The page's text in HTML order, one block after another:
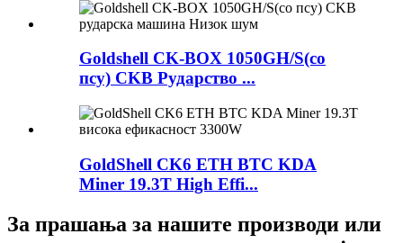
Goldshell CK-BOX 1050GH/S(со
псу) CKB Рударство ...
GoldShell CK6 ETH BTC KDA
Miner 19.3T High Effi...
За прашања за нашите производи или